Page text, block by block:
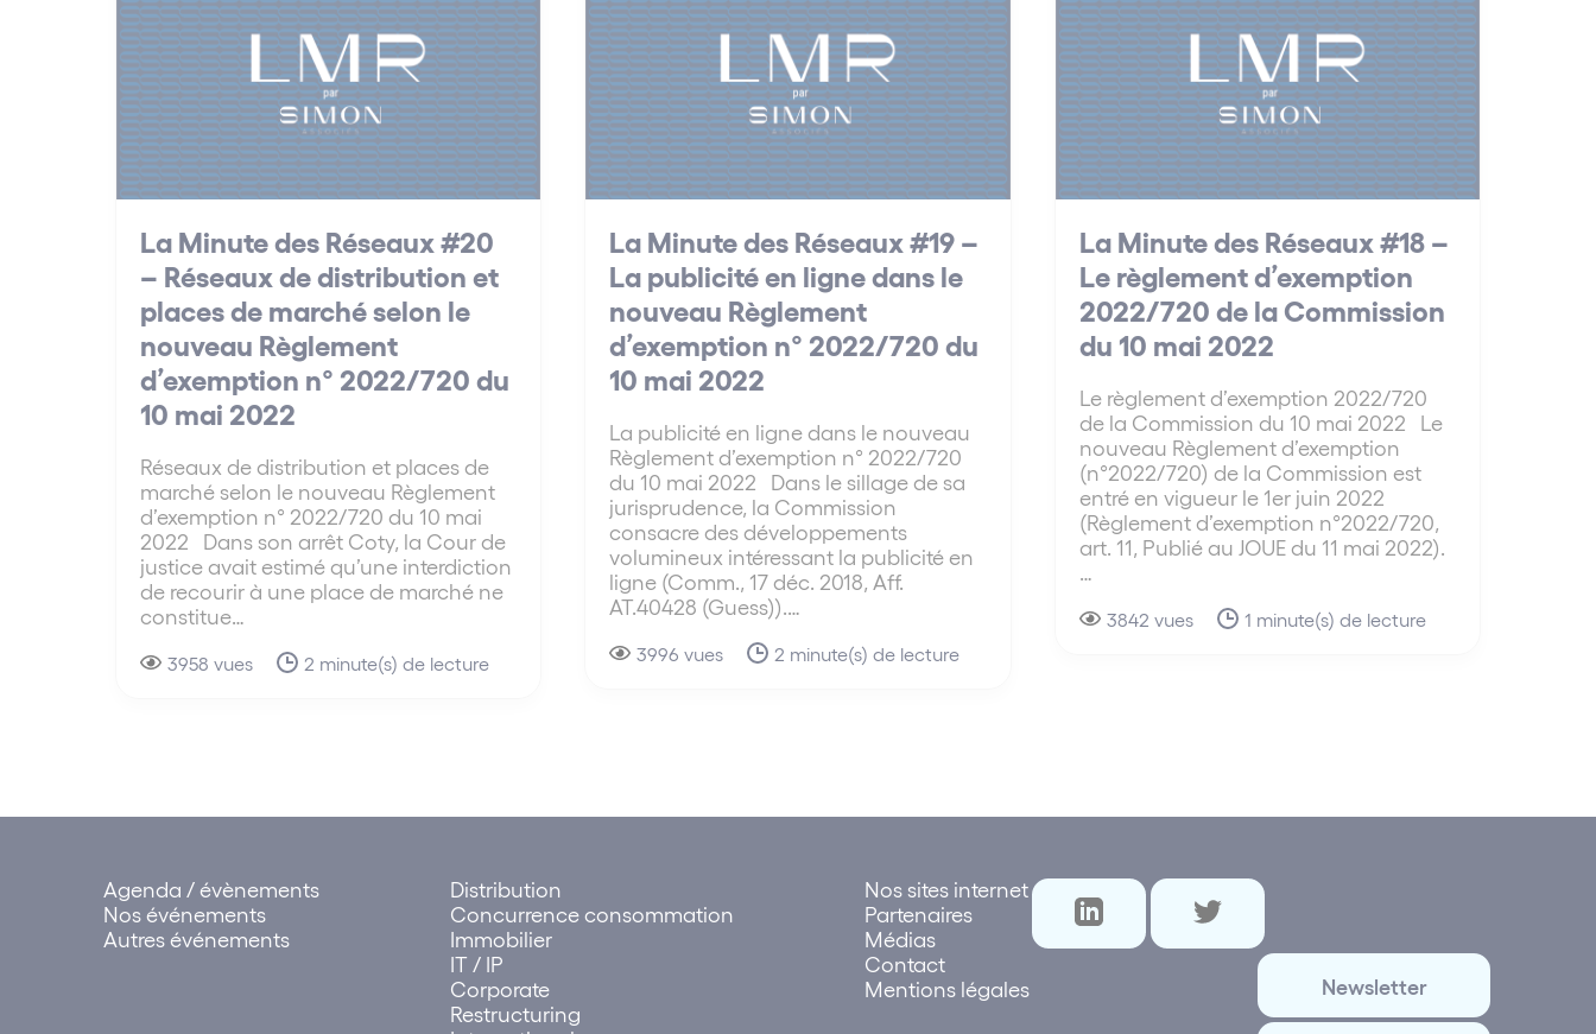
La Minute des Réseaux #20
– Réseaux de distribution et
places de marché selon le
nouveau Règlement
d’exemption n° 2022/720 du
10 mai 2022
Réseaux de distribution et places de
marché selon le nouveau Règlement
d’exemption n° 2022/720 du 10 mai
2022 Dans son arrêt Coty, la Cour de
justice avait estimé qu’une interdiction
de recourir à une place de marché ne
constitue…
3958 vues 2 minute(s) de lecture
La Minute des Réseaux #19 –
La publicité en ligne dans le
nouveau Règlement
d’exemption n° 2022/720 du
10 mai 2022
La publicité en ligne dans le nouveau
Règlement d’exemption n° 2022/720
du 10 mai 2022 Dans le sillage de sa
jurisprudence, la Commission
consacre des développements
volumineux intéressant la publicité en
ligne (Comm., 17 déc. 2018, Aff.
AT.40428 (Guess)).…
3996 vues 2 minute(s) de lecture
La Minute des Réseaux #18 –
Le règlement d’exemption
2022/720 de la Commission
du 10 mai 2022
Le règlement d’exemption 2022/720
de la Commission du 10 mai 2022 Le
nouveau Règlement d’exemption
(n°2022/720) de la Commission est
entré en vigueur le 1er juin 2022
(Règlement d’exemption n°2022/720,
art. 11, Publié au JOUE du 11 mai 2022).
3842 vues 1 minute(s) de lecture
Agenda / évènements
Nos événements
Autres événements
Distribution
Concurrence consommation
Immobilier
IT / IP
Corporate
Restructuring
Nos sites internet
Partenaires
Médias
Contact
Mentions légales
Newsletter